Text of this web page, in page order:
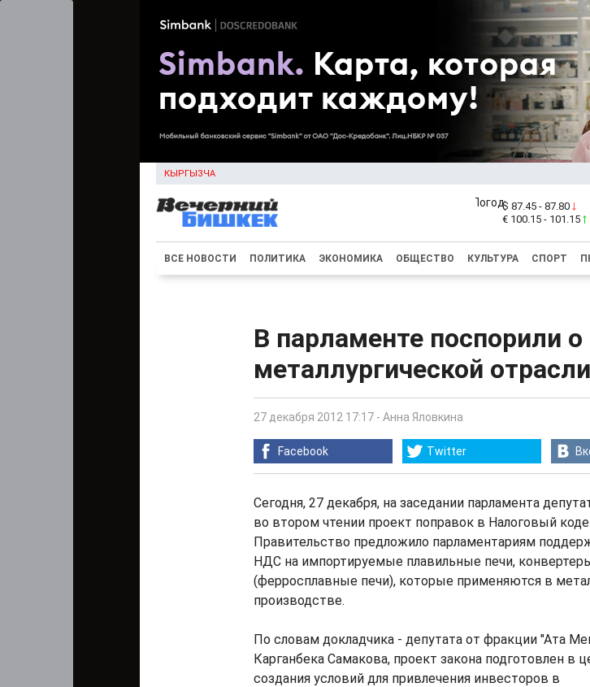
КЫРГЫЗЧА
$ 87.45 - 87.80
€ 100.15 - 101.15
ВСЕ НОВОСТИ ПОЛИТИКА ЭКОНОМИКА ОБЩЕСТВО КУЛЬТУРА СПОРТ
В парламенте поспорили о
металлургической отрасли
27 декабря 2012 17:17 - Анна Яловкина
Facebook Twitter
Сегодня, 27 декабря, на заседании парламента
во втором чтении проект поправок в Налоговый
Правительство предложило парламентариям
НДС на импортируемые плавильные печи,
(ферросплавные печи), которые применяются в
производстве.
По словам докладчика - депутата от фракции "Ата
Карганбека Самакова, проект закона подготовлен в
создания условий для привлечения инвесторов в